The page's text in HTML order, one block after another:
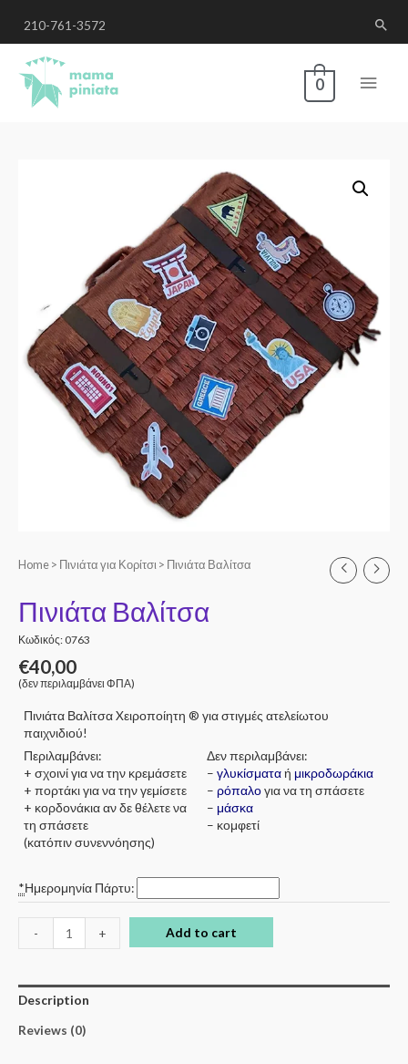
210-761-3572
0
Home > Πινιάτα για Κορίτσι > Πινιάτα Βαλίτσα
Πινιάτα Βαλίτσα
Κωδικός: 0763
€40,00
(δεν περιλαμβάνει ΦΠΑ)
Πινιάτα Βαλίτσα Xειροποίητη ® για στιγμές ατελείωτου
παιχνιδιού!
Περιλαμβάνει:
+ σχοινί για να την κρεμάσετε
+ πορτάκι για να την γεμίσετε
+ κορδονάκια αν δε θέλετε να
τη σπάσετε
(κατόπιν συνεννόησης)
Δεν περιλαμβάνει:
– γλυκίσματαή μικροδωράκια
– ρόπαλογια να τη σπάσετε
– μάσκα
– κομφετί
*Ημερομηνία Πάρτυ:
- + Add to cart
Description
Reviews (0)